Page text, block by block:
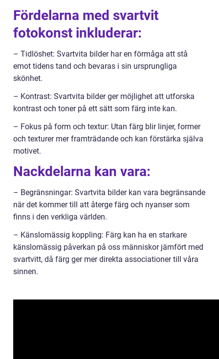
Fördelarna med svartvit
fotokonst inkluderar:
– Tidlöshet: Svartvita bilder har en förmåga att stå
emot tidens tand och bevaras i sin ursprungliga
skönhet.
– Kontrast: Svartvita bilder ger möjlighet att utforska
kontrast och toner på ett sätt som färg inte kan.
– Fokus på form och textur: Utan färg blir linjer, former
och texturer mer framträdande och kan förstärka själva
motivet.
Nackdelarna kan vara:
– Begränsningar: Svartvita bilder kan vara begränsande
när det kommer till att återge färg och nyanser som
finns i den verkliga världen.
– Känslomässig koppling: Färg kan ha en starkare
känslomässig påverkan på oss människor jämfört med
svartvitt, då färg ger mer direkta associationer till våra
sinnen.